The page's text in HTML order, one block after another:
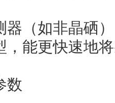
器（如非晶硒
，能更快速地
数